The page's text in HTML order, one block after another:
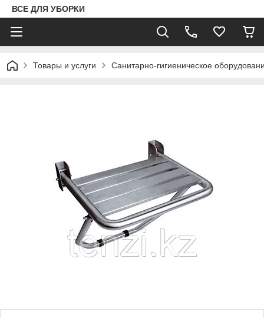
ВСЕ ДЛЯ УБОРКИ
Товары и услуги Санитарно-гигиеническое